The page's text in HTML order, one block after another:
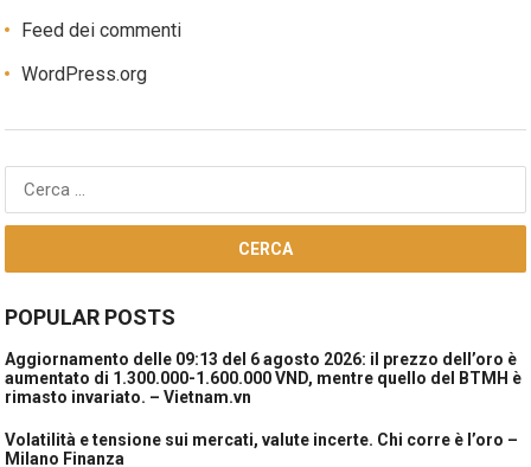
Feed dei commenti
WordPress.org
Ricerca
per:
POPULAR POSTS
Aggiornamento delle 09:13 del 6 agosto 2026: il prezzo dell’oro è
aumentato di 1.300.000-1.600.000 VND, mentre quello del BTMH è
rimasto invariato. – Vietnam.vn
Volatilità e tensione sui mercati, valute incerte. Chi corre è l’oro –
Milano Finanza